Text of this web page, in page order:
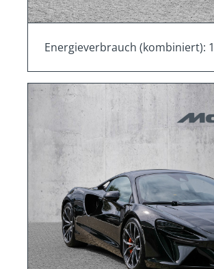
Energieverbrauch (kombiniert):